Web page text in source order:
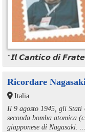
"𝗜𝗹 𝗖𝗮𝗻𝘁𝗶𝗰𝗼 𝗱𝗶
Ricordare Nagasaki
Italia
Il 9 agosto 1945, gli Stati
seconda bomba atomica
giapponese di Nagasaki. ...